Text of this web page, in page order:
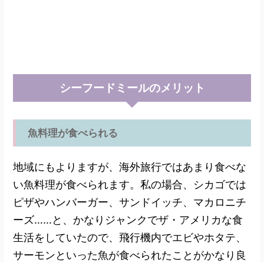
シーフードミールのメリット
魚料理が食べられる
地域にもよりますが、海外旅行ではあまり食べな
い魚料理が食べられます。私の場合、シカゴでは
ピザやハンバーガー、サンドイッチ、マカロニチ
ーズ……と、かなりジャンクでザ・アメリカな食
生活をしていたので、飛行機内でエビやホタテ、
サーモンといった魚が食べられたことがかなり良